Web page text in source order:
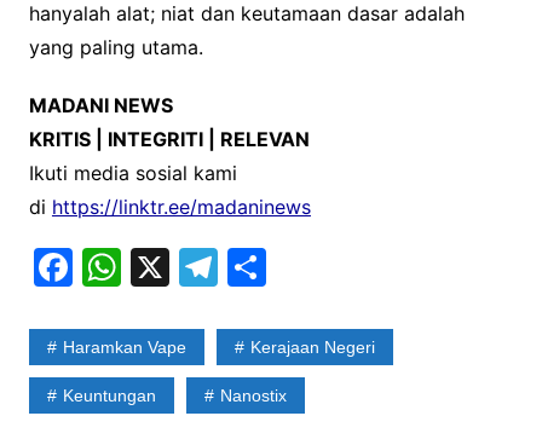
hanyalah alat; niat dan keutamaan dasar adalah
yang paling utama.
MADANI NEWS
KRITIS | INTEGRITI | RELEVAN
Ikuti media sosial kami
di https://linktr.ee/madaninews
F
c
e
b
W
at
s
A
X T
e
gr
a
S
ar
e
Haramkan Vape Kerajaan Negeri
Keuntungan Nanostix